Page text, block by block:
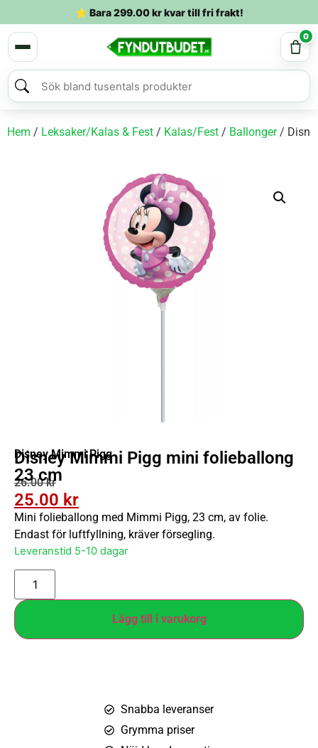
⭐ Bara299.00krkvar till fri frakt!
0
Hem / Leksaker/Kalas & Fest / Kalas/Fest / Ballonger/
Disney Mimmi Pigg
Disney Mimmi Pigg mini folieballong
23 cm
26.00kr
25.00 kr
Mini folieballong med Mimmi Pigg, 23 cm, av folie.
Endast för luftfyllning, kräver försegling.
Leveranstid 5-10 dagar
Lägg till i varukorg
Snabba leveranser
Grymma priser